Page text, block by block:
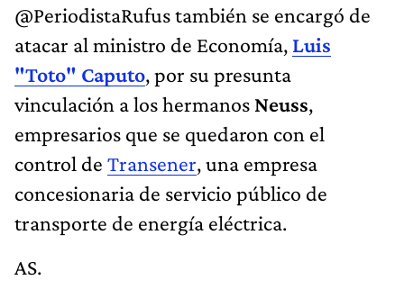
@PeriodistaRufus también se encargó de
atacar al ministro de Economía, Luis
"Toto" Caputo, por su presunta
vinculación a los hermanos Neuss,
empresarios que se quedaron con el
control de Transener, una empresa
concesionaria de servicio público de
transporte de energía eléctrica.
AS.